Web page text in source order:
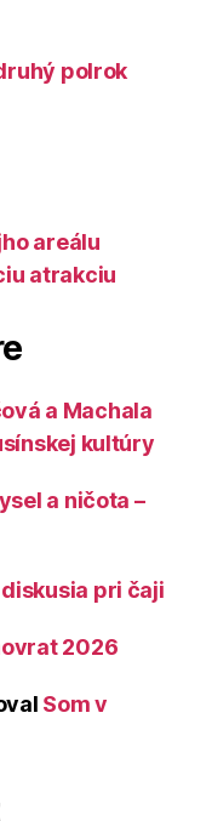
polrok
areálu
atrakciu
a Machala
kultúry
a ničota –
pri čaji
2026
Som v